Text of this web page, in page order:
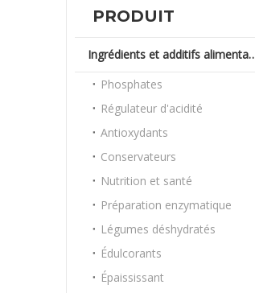
PRODUIT
Ingrédients et
Phosphates
Régulateur d'acidité
Antioxydants
Conservateurs
Nutrition et santé
Préparation enzymatique
Légumes déshydratés
Édulcorants
Épaississant